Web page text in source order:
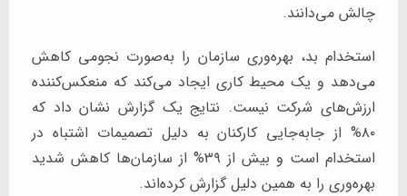
چالش می‌دانند.
استخدام بد، بهره‌وری سازمان را به‌صورت نجومی کاهش
می‌دهد و یک محیط کاری ایجاد می‌کند که منعکس‌کننده
ارزش‌های شرکت نیست. نتایج یک گزارش نشان داد که
۸۰% از جابه‌جایی کارکنان به دلیل تصمیمات اشتباه در
استخدام است و بیش از ۳۹% از سازمان‌ها کاهش شدید
بهره‌وری را به همین دلیل گزارش کرده‌اند.